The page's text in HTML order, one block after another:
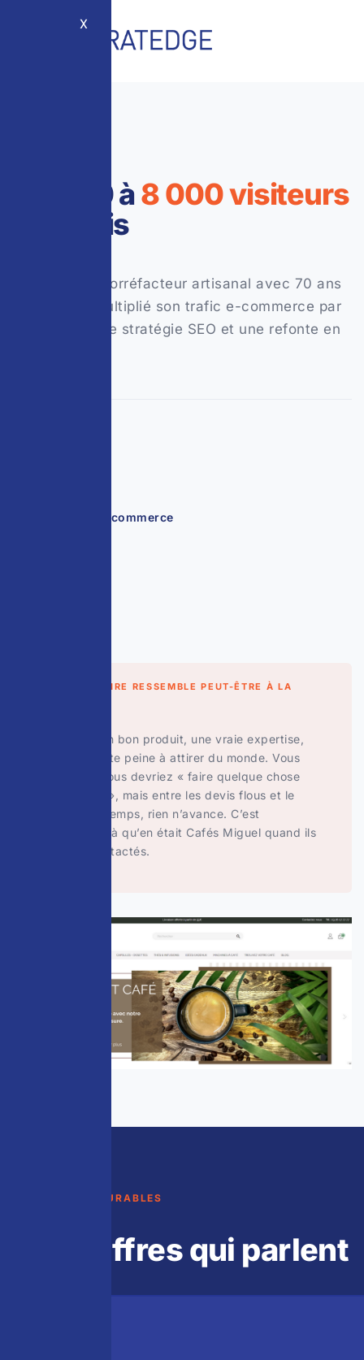
X
De 400 à8 000 visiteurs
par mois
Comment un torréfacteur artisanal avec 70 ans
d’histoire a multiplié son trafic e-commerce par
20 grâce à une stratégie SEO et une refonte en
Torréfacteur · E-commerce
CETTE HISTOIRE RESSEMBLE PEUT-ÊTRE À LA
Vous avez un bon produit, une vraie expertise,
mais votre site peine à attirer du monde. Vous
savez que vous devriez « faire quelque chose
pour le SEO », mais entre les devis flous et le
manque de temps, rien n’avance. C’est
exactement là qu’en était Cafés Miguel quand ils
nous ont contactés.
RÉSULTATS MESURABLES
Les chiffres qui parlent